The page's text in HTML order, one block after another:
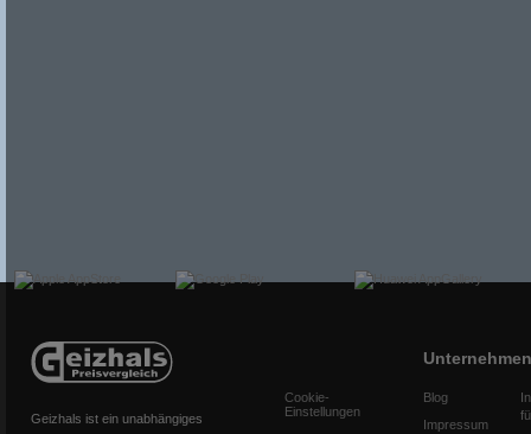
Geizhals ist ein unabhängiges
Cookie-
Einstellungen
Unternehmen
Blog
Impressum